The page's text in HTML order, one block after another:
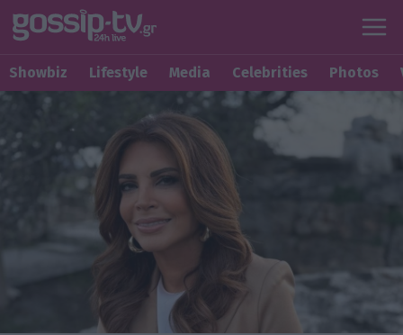
Showbiz Lifestyle Media Celebrities Photos